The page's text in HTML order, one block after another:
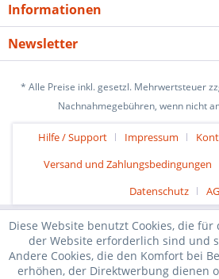
Informationen
Newsletter
* Alle Preise inkl. gesetzl. Mehrwertsteuer
Nachnahmegebühren, wenn nicht
Hilfe / Support Impressum
Versand und Zahlungsbedingungen
Datenschutz
Diese Website benutzt Cookies, die
der Website erforderlich sind und
Andere Cookies, die den Komfort bei
erhöhen, der Direktwerbung dienen